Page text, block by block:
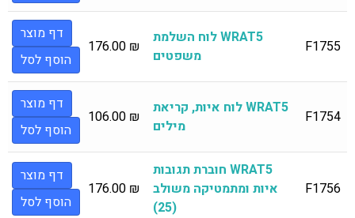
F1755
WRAT5 לוח השלמת
משפטים
176.00 ₪
דף מוצר
הוסף לסל
F1754
WRAT5 לוח איות, קריאת
מילים
106.00 ₪
דף מוצר
הוסף לסל
F1756
WRAT5 חוברת תגובות
איות ומתמטיקה משולב
(25)
176.00 ₪
דף מוצר
הוסף לסל